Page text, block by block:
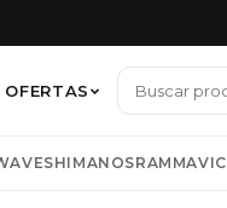
OFERTAS
SHIMANOSRAM MAVIC